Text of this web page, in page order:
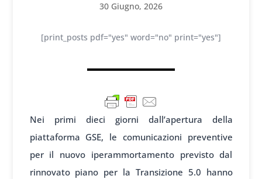
30 Giugno, 2026
[print_posts pdf="yes" word="no" print="yes"]
Nei primi dieci giorni dall’apertura della
piattaforma GSE, le comunicazioni preventive
per il nuovo iperammortamento previsto dal
rinnovato piano per la Transizione 5.0 hanno